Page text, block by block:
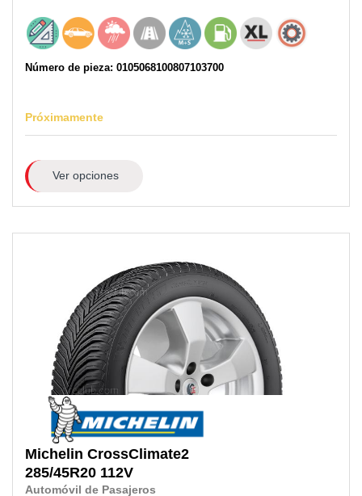
Número de pieza: 0105068100807103700
Próximamente
Ver opciones
Michelin CrossClimate2
285/45R20 112V
Automóvil de Pasajeros